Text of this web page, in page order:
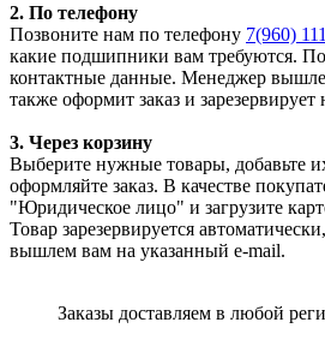
2. По телефону
Позвоните нам по телефону 7(960)
какие подшипники вам требуются.
контактные данные. Менеджер
также оформит заказ и
3. Через корзину
Выберите нужные товары, добавьте
оформляйте заказ. В качестве
"Юридическое лицо" и загрузите
Товар зарезервируется
вышлем вам на указанный e-mail.
Заказы доставляем в любой